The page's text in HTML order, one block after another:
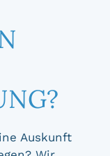
Auskunft